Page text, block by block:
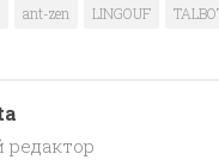
ant-zen LINGOUF
редактор